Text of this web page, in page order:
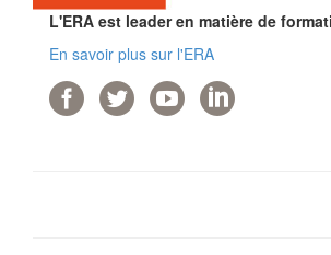
L'ERA est leader en matière de
En savoir plus sur l'ERA